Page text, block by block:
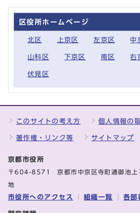
区役所ホームページ
北区 上京区 左京区 中
山科区 下京区 南区 右
伏見区
このサイトの考え方 個人情報の
著作権・リンク等 サイトマップ
京都市役所
〒604-8571 京都市中京区寺町通御池上
地
市役所へのアクセス 組織一覧 各部